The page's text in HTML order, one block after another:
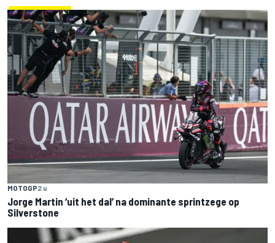
MOTOGP2 u
Jorge Martin ‘uit het dal’ na dominante sprintzege op
Silverstone